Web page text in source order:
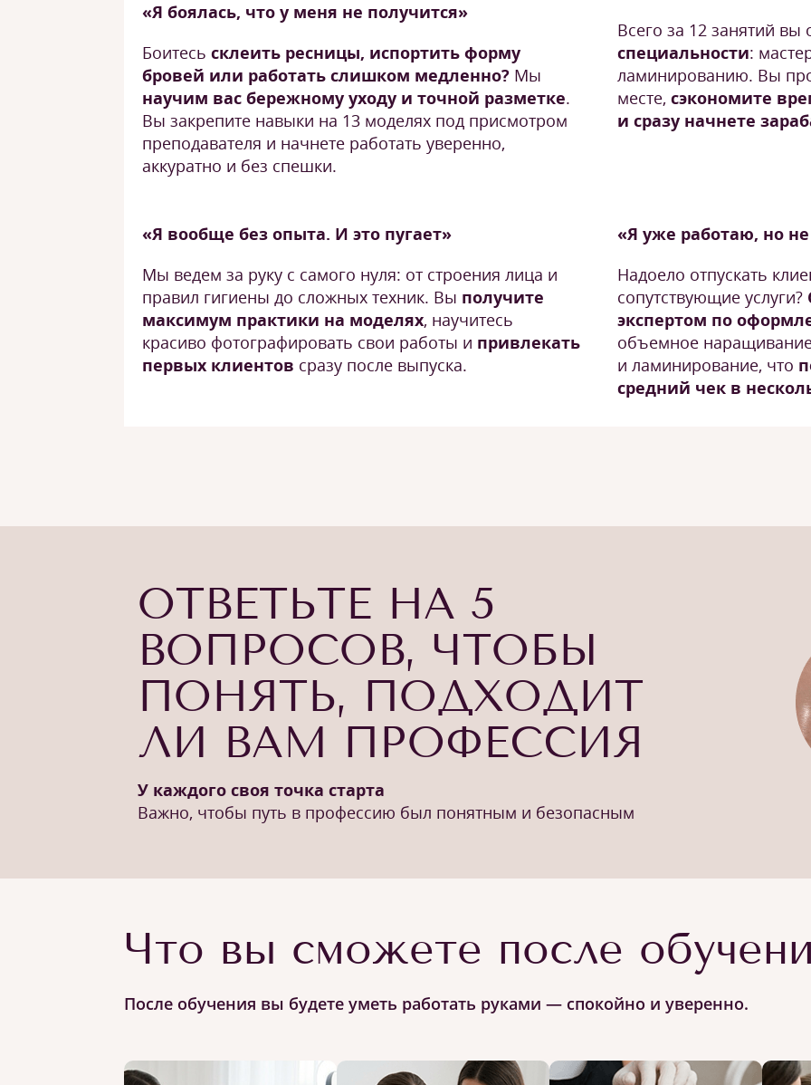
«Я боялась, что у меня не получится»
Боитесь склеить ресницы, испортить форму
бровей или работать слишком медленно? Мы
научим вас бережному уходу и точной разметке.
Вы закрепите навыки на 13 моделях под присмотром
преподавателя и начнете работать уверенно,
аккуратно и без спешки.
Всего за 12 занятий вы
специальности:
ламинированию. Вы
месте, сэкономите
и сразу начнете
«Я вообще без опыта. И это пугает»
Мы ведем за руку с самого нуля: от строения лица и
правил гигиены до сложных техник. Вы получите
максимум практики на моделях, научитесь
красиво фотографировать свои работы и привлекать
первых клиентов сразу после выпуска.
«Я уже работаю, но
Надоело отпускать
сопутствующие услуги?
экспертом по
объемное
и ламинирование, что
средний чек в
ОТВЕТЬТЕ НА 5
ВОПРОСОВ, ЧТОБЫ
ПОНЯТЬ, ПОДХОДИТ
ЛИ ВАМ ПРОФЕССИЯ
У каждого своя точка старта
Важно, чтобы путь в профессию был понятным и безопасным
Что вы сможете после
После обучения вы будете уметь работать руками — спокойно и уверенно.